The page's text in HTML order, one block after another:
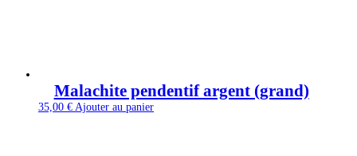
Malachite pendentif argent (grand)
35,00 € Ajouter au panier